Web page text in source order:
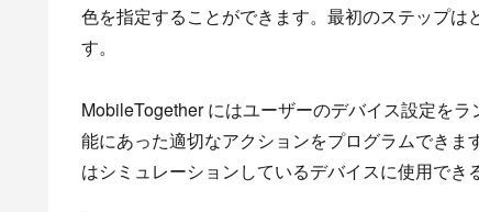
色を指定することができます。最初のステップ
す。
MobileTogether にはユーザーのデバイス設定を
能にあった適切なアクションをプログラムでき
はシミュレーションしているデバイスに使用でき